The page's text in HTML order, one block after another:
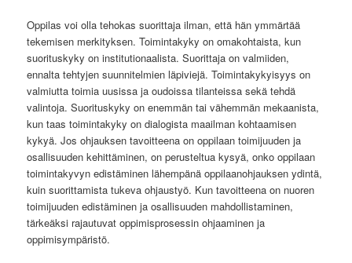
Oppilas voi olla tehokas suorittaja ilman, että hän ymmärtää
tekemisen merkityksen. Toimintakyky on omakohtaista, kun
suorituskyky on institutionaalista. Suorittaja on valmiiden,
ennalta tehtyjen suunnitelmien läpiviejä. Toimintakykyisyys on
valmiutta toimia uusissa ja oudoissa tilanteissa sekä tehdä
valintoja. Suorituskyky on enemmän tai vähemmän mekaanista,
kun taas toimintakyky on dialogista maailman kohtaamisen
kykyä. Jos ohjauksen tavoitteena on oppilaan toimijuuden ja
osallisuuden kehittäminen, on perusteltua kysyä, onko oppilaan
toimintakyvyn edistäminen lähempänä oppilaanohjauksen ydintä,
kuin suorittamista tukeva ohjaustyö. Kun tavoitteena on nuoren
toimijuuden edistäminen ja osallisuuden mahdollistaminen,
tärkeäksi rajautuvat oppimisprosessin ohjaaminen ja
oppimisympäristö.